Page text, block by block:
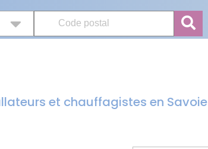
et chauffagistes en Savoie